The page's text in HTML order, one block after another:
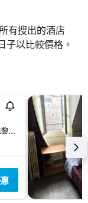
有搜出的酒店
子以比較價格。
10 Rue Louis Bonnet, 巴黎, 法國